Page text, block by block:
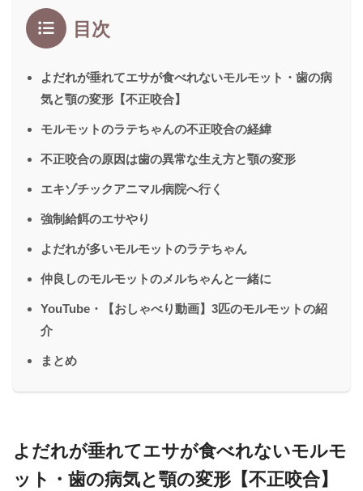
目次
よだれが垂れてエサが食べれないモルモット・歯の病
気と顎の変形【不正咬合】
モルモットのラテちゃんの不正咬合の経緯
不正咬合の原因は歯の異常な生え方と顎の変形
エキゾチックアニマル病院へ行く
強制給餌のエサやり
よだれが多いモルモットのラテちゃん
仲良しのモルモットのメルちゃんと一緒に
YouTube・【おしゃべり動画】3匹のモルモットの紹
介
まとめ
よだれが垂れてエサが食べれないモルモ
ット・歯の病気と顎の変形【不正咬合】